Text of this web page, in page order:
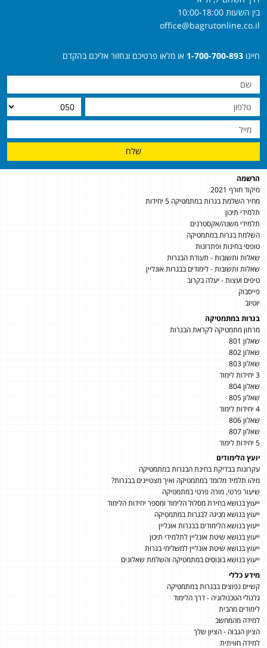
בין השעות 10:00-18:00
office@bagrutonline.co.il
חייגו 1-700-700-893 או מלאו פרטיכם ונחזור אליכם בהקדם
שלח
הרשמה
מיקוד חורף 2021
מחיר השלמת בגרות במתמטיקה 5 יחידות
תלמידי תיכון
תלמידי משנה/אקסטרנים
השלמת בגרות במתמטיקה
טופסי בחינות ופתרונות
שאלות ותשובות - תעודת הבגרות
שאלות ותשובות - לימודים בבגרות אונליין
טיפים ועצות - יעלה בקרוב
פייסבוק
יוטיוב
בגרות במתמטיקה
מרתון מתמטיקה לקראת הבגרות
שאלון 801
שאלון 802
שאלון 803
3 יחידות לימוד
שאלון 804
שאלון 805
4 יחידות לימוד
שאלון 806
שאלון 807
5 יחידות לימוד
יועץ הלימודים
עקרונות בבדיקת בחינת הבגרות במתמטיקה
מיהו תלמיד מלומד במתמטיקה ואיך מצטיינים בבגרות?
שיעור פרטי, מורה פרטי במתמטיקה
ייעוץ בנושא בחירת מסלול הלימוד ומספר יחידות הלימוד
ייעוץ בנושא מכינה לבגרות במתמטיקה
ייעוץ בנושא הלימודים בבגרות אונליין
ייעוץ בנושא שיטת אונליין לתלמידי תיכון
ייעוץ בנושא שיטת אונליין למשלימי בגרות
ייעוץ בנושא בונוסים במתמטיקה והשלמת שאלונים
מידע כללי
קשיים נפוצים בבגרות במתמטיקה
גלגולי הטכנולוגיה - דרך הלימוד
לימודים מהבית
למידה מהמחשב
הציון הגבוה - הציון שלך
למידה חוויתית